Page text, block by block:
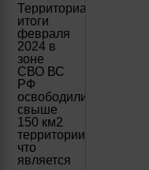
Территориальные
итоги
февраля
2024 в
зоне
СВО ВС
РФ
освободили
свыше
150 км2
территории,
что
является